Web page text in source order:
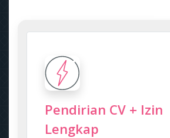
Pendirian CV + Izin
Lengkap